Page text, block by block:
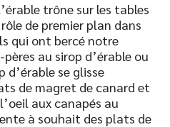
trône sur les tables
de premier plan dans
qui ont bercé notre
au sirop d’érable ou
d’érable se glisse
de magret de canard et
aux canapés au
à souhait des plats de